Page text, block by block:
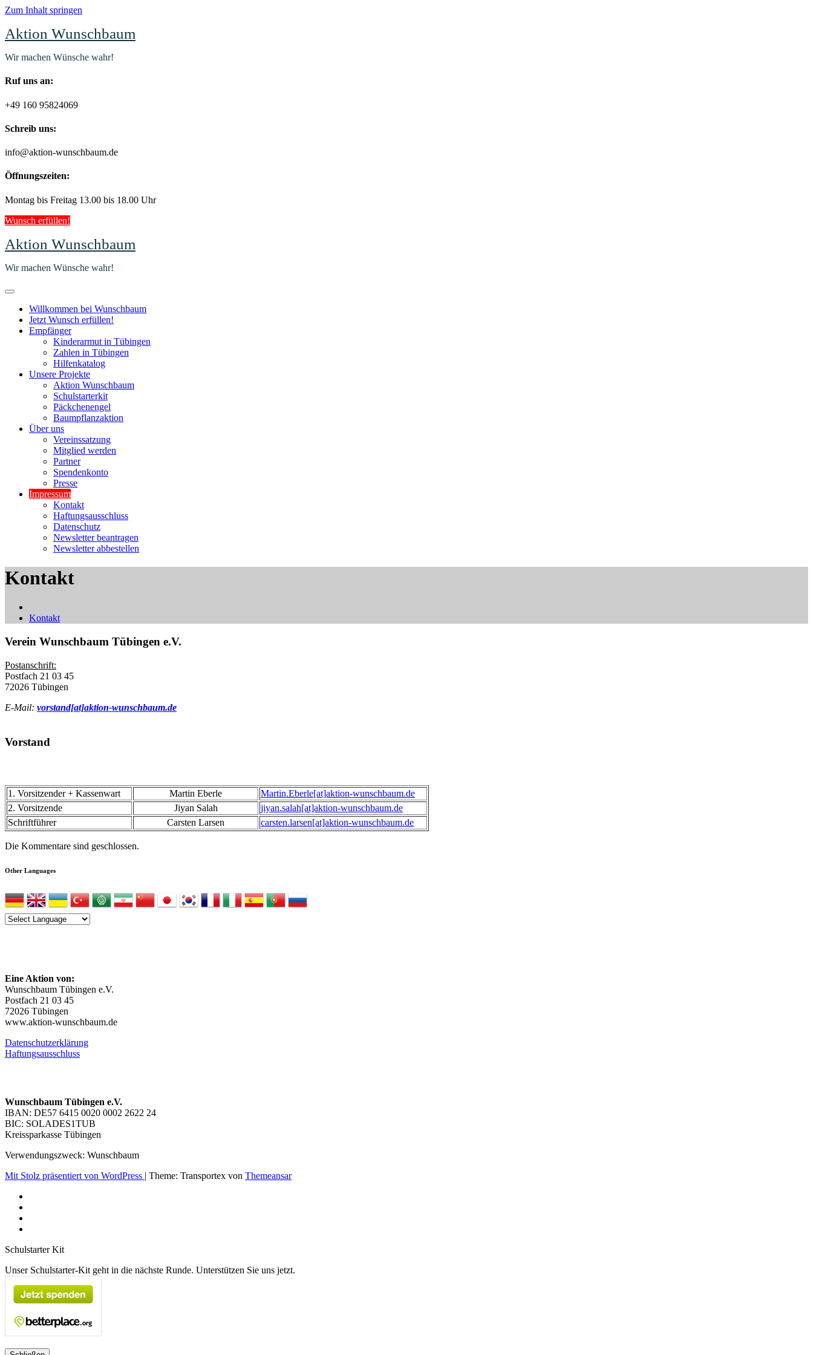
Zum Inhalt springen
Aktion Wunschbaum
Wir machen Wünsche wahr!
Ruf uns an:
+49 160 95824069
Schreib uns:
info@aktion-wunschbaum.de
Öffnungszeiten:
Montag bis Freitag 13.00 bis 18.00 Uhr
Wunsch erfüllen!
Aktion Wunschbaum
Wir machen Wünsche wahr!
Willkommen bei Wunschbaum
Jetzt Wunsch erfüllen!
Empfänger
Kinderarmut in Tübingen
Zahlen in Tübingen
Hilfenkatalog
Unsere Projekte
Aktion Wunschbaum
Schulstarterkit
Päckchenengel
Baumpflanzaktion
Über uns
Vereinssatzung
Mitglied werden
Partner
Spendenkonto
Presse
Impressum
Kontakt
Haftungsausschluss
Datenschutz
Newsletter beantragen
Newsletter abbestellen
Kontakt
Kontakt
Verein Wunschbaum Tübingen e.V.
Postanschrift:
Postfach 21 03 45
72026 Tübingen
E-Mail: vorstand[at]aktion-wunschbaum.de
Vorstand
1. Vorsitzender + Kassenwart Martin Eberle
Martin.Eberle[at]aktion-wunschbaum.de
2. Vorsitzende
Jiyan Salah
jiyan.salah[at]aktion-wunschbaum.de
Schriftführer
Carsten Larsen carsten.larsen[at]aktion-wunschbaum.de
Die Kommentare sind geschlossen.
Other Languages
Eine Aktion von:
Wunschbaum Tübingen e.V.
Postfach 21 03 45
72026 Tübingen
www.aktion-wunschbaum.de
Datenschutzerklärung
Haftungsausschluss
Wunschbaum Tübingen e.V.
IBAN: DE57 6415 0020 0002 2622 24
BIC: SOLADES1TUB
Kreissparkasse Tübingen
Verwendungszweck: Wunschbaum
Mit Stolz präsentiert von WordPress | Theme: Transportex von Themeansar
Schulstarter Kit
Unser Schulstarter-Kit geht in die nächste Runde. Unterstützen Sie uns jetzt.